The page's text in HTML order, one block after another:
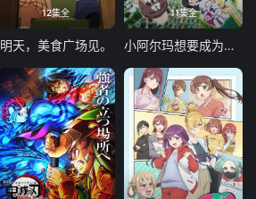
12集全
明天，美食广场见。
11集全
小阿尔玛想要成为家人